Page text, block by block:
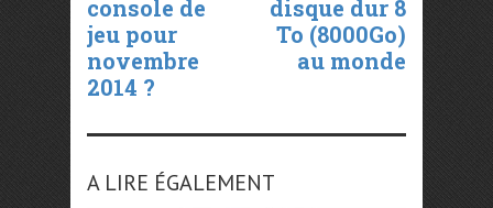
console de
jeu pour
novembre
2014 ?
disque dur 8
To (8000Go)
au monde
A LIRE ÉGALEMENT